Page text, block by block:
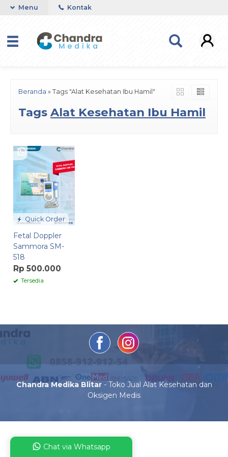
Menu Kontak
Beranda » Tags "Alat Kesehatan Ibu Hamil"
Tags Alat Kesehatan Ibu Hamil
Quick Order
Fetal Doppler
Sammora SM-
518
Rp 500.000
Tersedia
Chandra Medika Blitar- Toko Jual Alat Kesehatan dan
Oksigen Medis
Chat via Whatsapp